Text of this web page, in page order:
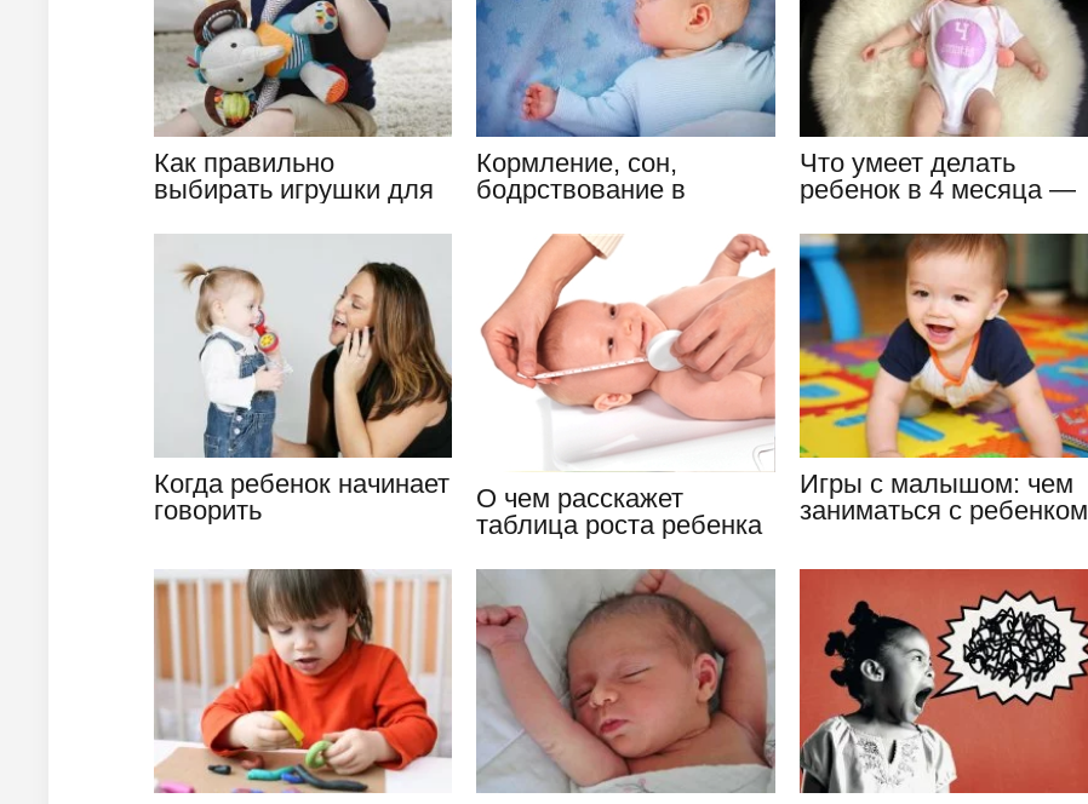
Как правильно
выбирать игрушки для
Кормление, сон,
бодрствование в
ребенка
Что умеет делать
ребенок в 4 месяца —
Когда ребенок начинает
говорить
подробно…
О чем расскажет
таблица роста ребенка
Игры с малышом: чем
заниматься с ребенком
молодым…